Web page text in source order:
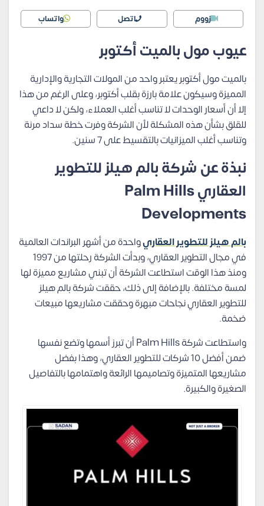
زووم اتصل واتساب
عيوب مول بالميت أكتوبر
بالميت مول أكتوبر يعتبر واحد من المولات التجارية والإدارية
المميزة وسيكون علامة بارزة بقلب أكتوبر، وعلى الرغم من هذا
إلا أن أسعار الوحدات لا تناسب أغلب العملاء، ولكن لا داعي
للقلق بشأن هذه المشكلة لأن الشركة وفرت خطة سداد مرنة
وتناسب أغلب الميزانيات بالتقسيط على 7 سنين.
نبذة عن شركة بالم هيلز للتطوير
العقاري Palm Hills
Developments
بالم هيلز للتطوير العقاريواحدة من أشهر البراندات العالمية
في مجال التطوير العقاري، وبدأت الشركة رحلتها من 1997
ومنذ هذا الوقت استطاعت الشركة أن تبني مشاريع مميزة لها
لمسة مختلفة. بالإضافة إلى ذلك، حققت شركة بالم هيلز
للتطوير العقاري نجاحات مبهرة وحققت مشاريعها مبيعات
ضخمة.
واستطاعت شركة Palm Hills أن تبرز أسمها وتضع نفسها
ضمن أفضل 10 شركات للتطوير العقاري، وهذا بفضل
مشاريعها المتميزة وتصاميمها الرائعة واهتمامها بالتفاصيل
الصغيرة والكبيرة.